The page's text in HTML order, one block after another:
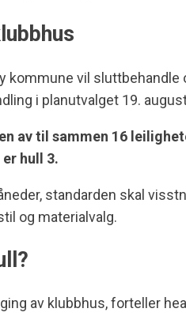
kommune vil
i planutvalget 19.
av til sammen 16
hull 3.
standarden skal
og materialvalg.
av klubbhus, forteller